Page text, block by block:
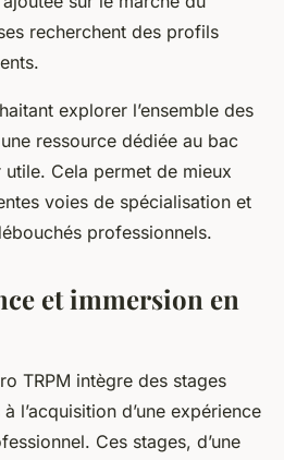
recherchent des profils
explorer l’ensemble des
ressource dédiée au bac
utile. Cela permet de mieux
voies de spécialisation et
professionnels.
et immersion en
TRPM intègre des stages
l’acquisition d’une expérience
Ces stages, d’une